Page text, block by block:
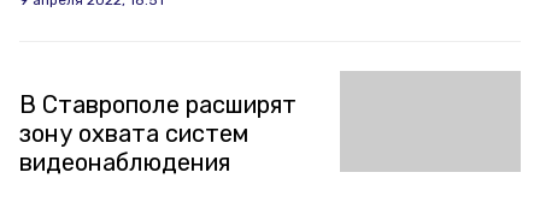
В Ставрополе расширят
зону охвата систем
видеонаблюдения